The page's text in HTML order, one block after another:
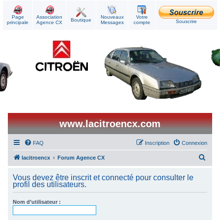
Page
principale
Association
Agence CX
Boutique
Nouveaux
Messages
Votre
compte
Souscrire
www.lacitroencx.com
FAQ Connexion
Inscription
lacitroencx Forum Agence CX
h
Vous devez être inscrit et connecté pour consulter le
profil des utilisateurs.
Nom d’utilisateur :